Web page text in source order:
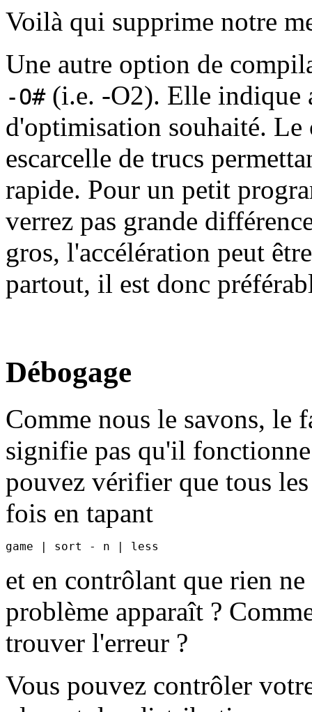
Voilà qui supprime notre
Une autre option de
-O#(i.e. -O2). Elle indique
d'optimisation souhaité. Le
escarcelle de trucs
rapide. Pour un petit
verrez pas grande
gros, l'accélération peut
partout, il est donc
Débogage
Comme nous le savons, le
signifie pas qu'il
pouvez vérifier que tous
fois en tapant
et en contrôlant que rien
problème apparaît ?
trouver l'erreur ?
Vous pouvez contrôler